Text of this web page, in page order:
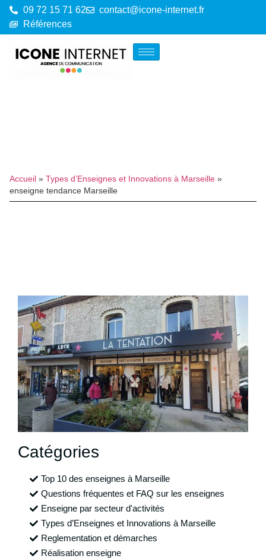
09 72 15 71 62
contact@icone-internet.fr
Références
Accueil » Types d’Enseignes et Innovations à Marseille »
enseigne tendance Marseille
Catégories
Top 10 des enseignes à Marseille
Questions fréquentes et FAQ sur les enseignes
Enseigne par secteur d'activités
Types d’Enseignes et Innovations à Marseille
Reglementation et démarches
Réalisation enseigne